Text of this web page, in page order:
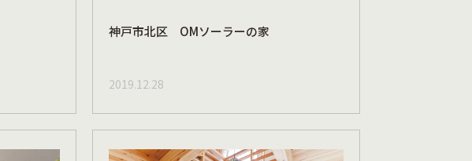
神戸市北区 OMソーラーの家
2019.12.28